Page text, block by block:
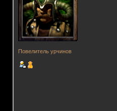
Повелитель урчинов